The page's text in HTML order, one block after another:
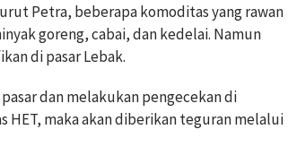
Petra, beberapa komoditas yang rawan
goreng, cabai, dan kedelai. Namun
di pasar Lebak.
dan melakukan pengecekan di
maka akan diberikan teguran melalui